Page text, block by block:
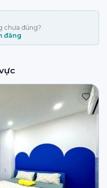
chưa đúng?
đăng